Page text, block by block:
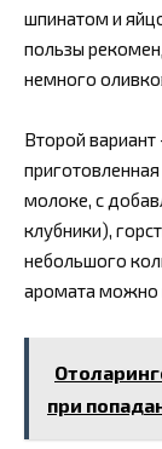
шпинатом и
пользы
немного
Второй вариант
молоке, с
клубники),
небольшого
аромата можно
при